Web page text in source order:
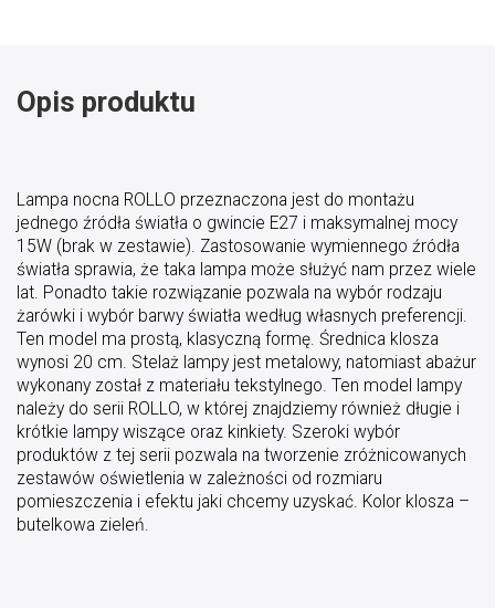
Opis produktu
Lampa nocna ROLLO przeznaczona jest do montażu
jednego źródła światła o gwincie E27 i maksymalnej mocy
15W (brak w zestawie). Zastosowanie wymiennego źródła
światła sprawia, że taka lampa może służyć nam przez wiele
lat. Ponadto takie rozwiązanie pozwala na wybór rodzaju
żarówki i wybór barwy światła według własnych preferencji.
Ten model ma prostą, klasyczną formę. Średnica klosza
wynosi 20 cm. Stelaż lampy jest metalowy, natomiast abażur
wykonany został z materiału tekstylnego. Ten model lampy
należy do serii ROLLO, w której znajdziemy również długie i
krótkie lampy wiszące oraz kinkiety. Szeroki wybór
produktów z tej serii pozwala na tworzenie zróżnicowanych
zestawów oświetlenia w zależności od rozmiaru
pomieszczenia i efektu jaki chcemy uzyskać. Kolor klosza –
butelkowa zieleń.